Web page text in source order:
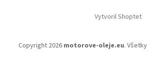
Vytvoril Shoptet
Copyright 2026 motorove-oleje.eu.